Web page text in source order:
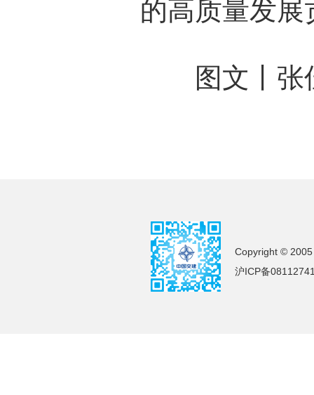
的高质量发展
图文丨张
Copyright ©
沪ICP备